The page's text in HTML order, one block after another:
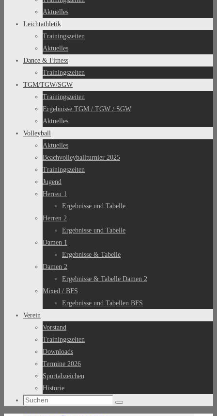
Aktuelles
Leichtathletik
Trainingszeiten
Aktuelles
Dance & Fitness
Trainingszeiten
TGM/TGW/SGW
Trainingszeiten
Ergebnisse TGM / TGW / SGW
Aktuelles
Volleyball
Aktuelles
Beachvolleyballturnier 2025
Trainingszeiten
Jugend
Herren 1
Ergebnisse und Tabelle
Herren 2
Ergebnisse und Tabelle
Damen 1
Ergebnisse & Tabelle
Damen 2
Ergebnisse & Tabelle Damen 2
Mixed / BFS
Ergebnisse und Tabellen BFS
Verein
Vorstand
Trainingszeiten
Downloads
Termine 2026
Sportabzeichen
Historie
Suchen
Suchen